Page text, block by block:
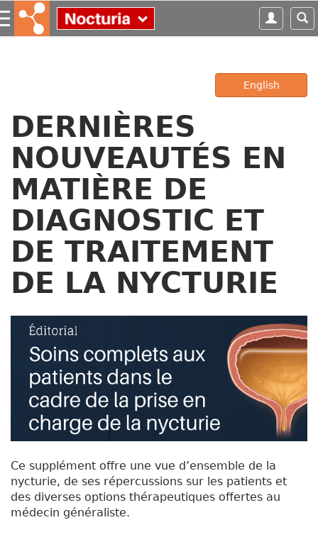
S
k
i
English
DERNIÈRES
NOUVEAUTÉS EN
MATIÈRE DE
DIAGNOSTIC ET
DE TRAITEMENT
DE LA NYCTURIE
Ce supplément offre une vue d’ensemble de la
nycturie, de ses répercussions sur les patients et
des diverses options thérapeutiques offertes au
médecin généraliste.